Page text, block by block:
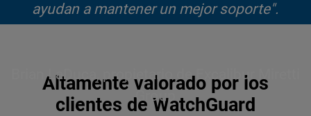
ayudan a mantener un mejor soporte".
Brian LaDuca, propietario de Excalibur Miretti
Group
Altamente valorado por los
clientes de WatchGuard